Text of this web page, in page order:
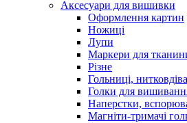
Аксесуари для вишивки
Оформлення картин
Ножиці
Лупи
Маркери для
Різне
Гольниці,
Голки для
Наперстки,
Магніти-тримачі